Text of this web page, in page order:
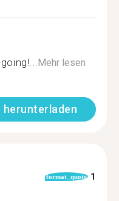
Mehr lesen
herunterladen
format_quote 1